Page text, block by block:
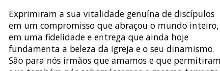
Exprimiram a sua vitalidade genuína de discípulos
em um compromisso que abraçou o mundo inteiro,
em uma fidelidade e entrega que ainda hoje
fundamenta a beleza da Igreja e o seu dinamismo.
São para nós irmãos que amamos e que